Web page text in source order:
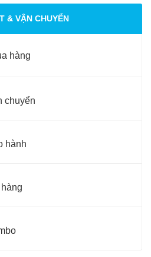
& VẬN CHUYỂN
hàng
chuyển
hành